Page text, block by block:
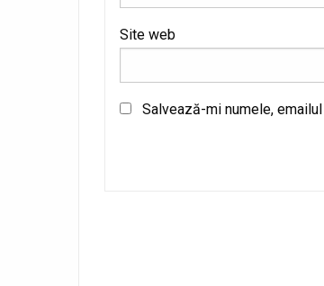
Site web
Salvează-mi numele,